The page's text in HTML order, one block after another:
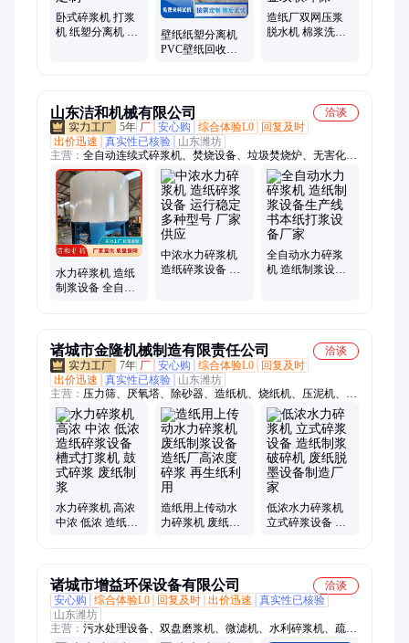
卧式碎浆机 打浆
机 纸塑分离机 造
壁纸纸塑分离机
PVC壁纸回收设
造纸厂双网压浆
脱水机 棉浆洗涤
山东洁和机械有限公司
洽谈
5年 厂 安心购 综合体验L0
回复及时
出价迅速
真实性已核验
山东潍坊
主营： 全自动连续式碎浆机、焚烧设备、垃圾焚烧炉、无害化处
理装置
水力碎浆机 造纸
制浆设备 全自动
中浓水力碎浆机
造纸碎浆设备 运
全自动水力碎浆
机 造纸制浆设备
诸城市金隆机械制造有限责任公司
洽谈
7年 厂 安心购 综合体验L0
回复及时
出价迅速
真实性已核验
山东潍坊
主营： 压力筛、厌氧塔、除砂器、造纸机、烧纸机、压泥机、卷
纸机、除渣器、磨浆机、气浮机、分级筛、微滤机、砂滤罐、
2400纸机、uasb设备、1575纸机、ic反应罐、ic反应器、ic厌氧
罐、ic反应塔、dd双盘磨、磨浆设备、气浮设备、卫生纸机、污
水处理设备
水力碎浆机 高浓
中浓 低浓 造纸碎
造纸用上传动水
力碎浆机 废纸制
低浓水力碎浆机
立式碎浆设备 造
诸城市增益环保设备有限公司
洽谈
安心购
综合体验L0 回复及时 出价迅速
真实性已核验
山东潍坊
主营： 污水处理设备、双盘磨浆机、微滤机、水利碎浆机、疏解